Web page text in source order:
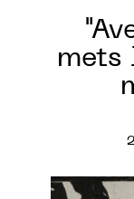
mets